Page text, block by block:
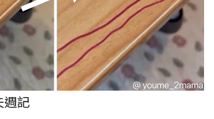
週記